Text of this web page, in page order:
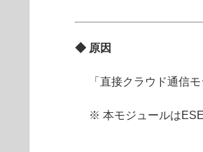
◆ 原因
「直接クラウド通信
※ 本モジュールは